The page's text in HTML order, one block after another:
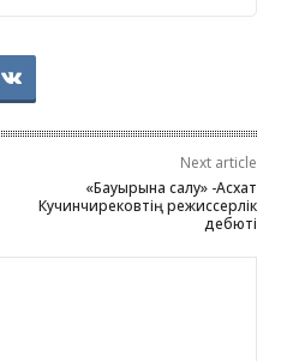
Next article
«Бауырына салу» -Асхат
Кучинчирековтің режиссерлік
дебюті